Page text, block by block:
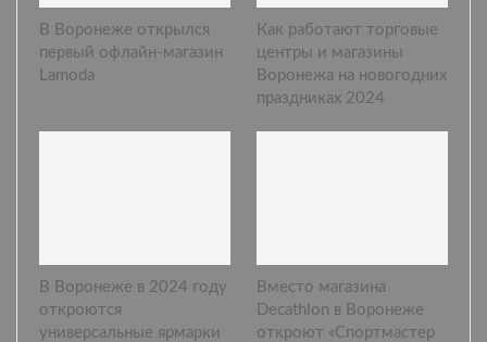
В Воронеже открылся
первый офлайн-магазин
Lamoda
Как работают торговые
центры и магазины
Воронежа на новогодних
праздниках 2024
В Воронеже в 2024 году
откроются
универсальные ярмарки
Вместо магазина
Decathlon в Воронеже
откроют «Спортмастер